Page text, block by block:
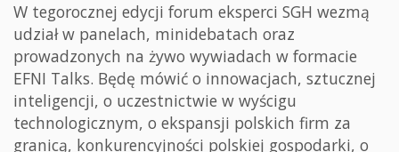
W tegorocznej edycji forum eksperci SGH wezmą
udział w panelach, minidebatach oraz
prowadzonych na żywo wywiadach w formacie
EFNI Talks. Będę mówić o innowacjach, sztucznej
inteligencji, o uczestnictwie w wyścigu
technologicznym, o ekspansji polskich firm za
granicą, konkurencyjności polskiej gospodarki, o